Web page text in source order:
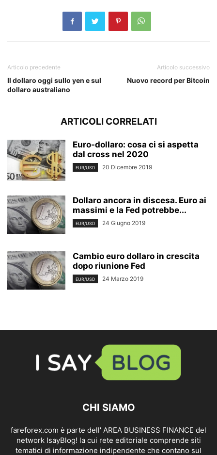
Articolo precedente
Il dollaro oggi sullo yen e sul
dollaro australiano
Articolo successivo
Nuovo record per Bitcoin
ARTICOLI CORRELATI
Euro-dollaro: cosa ci si aspetta
dal cross nel 2020
EUR/USD 20 Dicembre 2019
Dollaro ancora in discesa. Euro ai
massimi e la Fed potrebbe...
EUR/USD 24 Giugno 2019
Cambio euro dollaro in crescita
dopo riunione Fed
EUR/USD 24 Marzo 2019
CHI SIAMO
fareforex.com è parte dell' AREA BUSINESS FINANCE del
network IsayBlog! la cui rete editoriale comprende siti
tematici di informazione indipendente che contano sul